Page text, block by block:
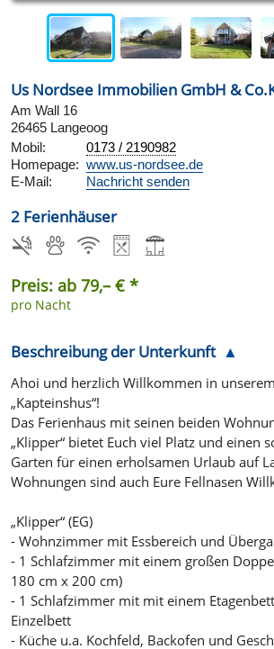
Us Nordsee Immobilien GmbH &
Am Wall 16
26465 Langeoog
Mobil:
0173 / 2190982
Homepage: www.us-nordsee.de
E-Mail:
Nachricht senden
2 Ferienhäuser
Preis: ab 79,– € *
pro Nacht
Beschreibung der Unterkunft
Ahoi und herzlich Willkommen in
„Kapteinshus“!
Das Ferienhaus mit seinen beiden
„Klipper“ bietet Euch viel Platz und einen
Garten für einen erholsamen Urlaub auf
Wohnungen sind auch Eure Fellnasen
„Klipper“ (EG)
- Wohnzimmer mit Essbereich und
- 1 Schlafzimmer mit einem großen
180 cm x 200 cm)
- 1 Schlafzimmer mit mit einem
Einzelbett
- Küche u.a. Kochfeld, Backofen und